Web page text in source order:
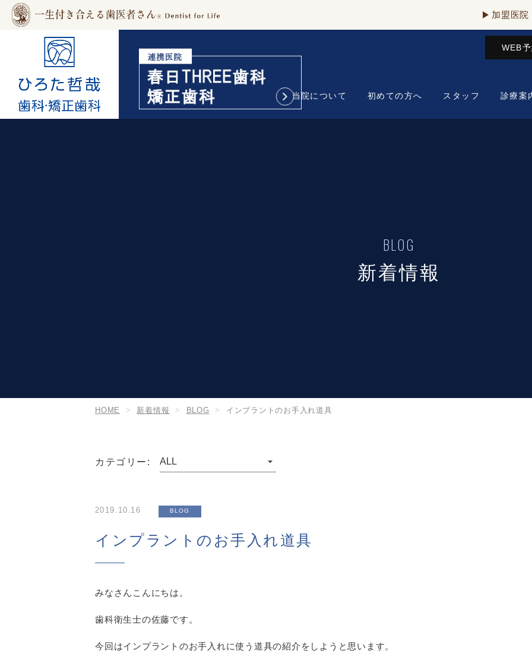
加盟医院
WEB
当院について 初めての方へ スタッフ 診療案
BLOG
新着情報
HOME 新着情報 BLOG インプラントのお手入れ道具
カテゴリー:
2019.10.16 BLOG
インプラントのお手入れ道具
みなさんこんにちは。
歯科衛生士の佐藤です。
今回はインプラントのお手入れに使う道具の紹介をしようと思います。